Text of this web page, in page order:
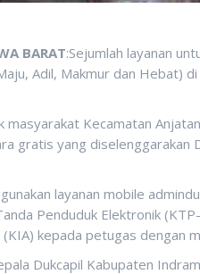
BARAT:Sejumlah layanan
Adil, Makmur dan Hebat)
masyarakat Kecamatan
gratis yang diselenggarakan
layanan mobile
Penduduk Elektronik
kepada petugas dengan
Dukcapil Kabupaten